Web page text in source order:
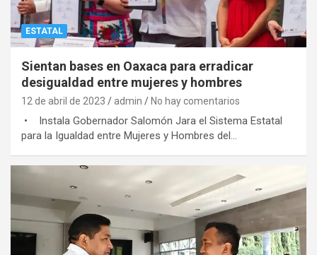
ESTATAL
Sientan bases en Oaxaca para erradicar
desigualdad entre mujeres y hombres
12 de abril de 2023 admin No hay comentarios
• Instala Gobernador Salomón Jara el Sistema Estatal
para la Igualdad entre Mujeres y Hombres del…